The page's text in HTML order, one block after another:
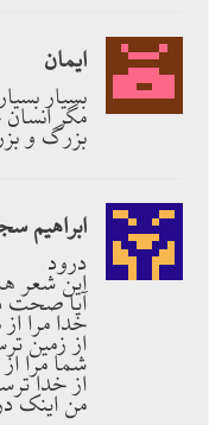
ایمان
بسیار
مگر
بزرگ و
ابراهیم
درود
این شعر
آیا صحت
خدا مرا
از زمین
شما مرا
از خدا
من اینک